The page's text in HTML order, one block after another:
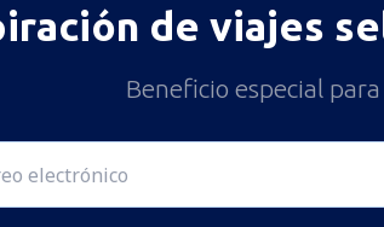
de viajes
Beneficio especial